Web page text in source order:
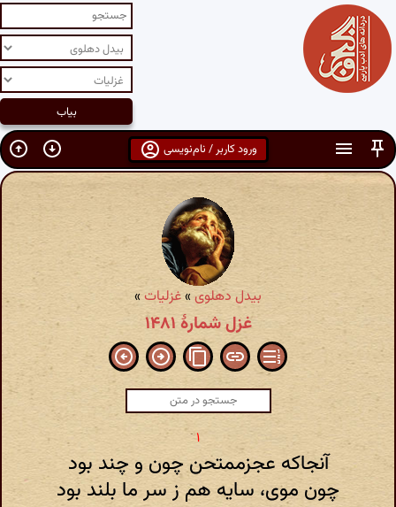
ورود کاربر / نام‌نویسی
بیدل دهلوی»غزلیات»
غزل شمارهٔ ۱۴۸۱
آنجاکه عجزممتحن چون و چند بود
چون موی‌، سایه هم ز سر ما بلند بود